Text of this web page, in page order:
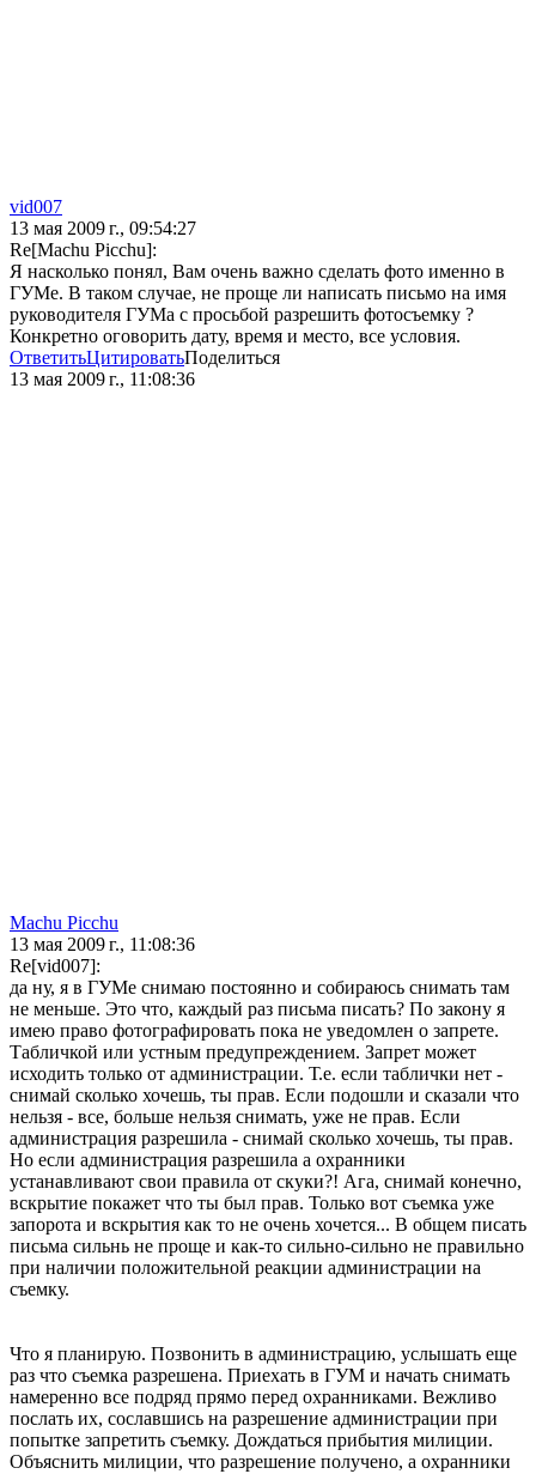
vid007
13 мая 2009 г., 09:54:27
Re[Machu Picchu]:
Я насколько понял, Вам очень важно сделать фото именно в
ГУМе. В таком случае, не проще ли написать письмо на имя
руководителя ГУМа с просьбой разрешить фотосъемку ?
Конкретно оговорить дату, время и место, все условия.
ОтветитьЦитироватьПоделиться
13 мая 2009 г., 11:08:36
Machu Picchu
13 мая 2009 г., 11:08:36
Re[vid007]:
да ну, я в ГУМе снимаю постоянно и собираюсь снимать там
не меньше. Это что, каждый раз письма писать? По закону я
имею право фотографировать пока не уведомлен о запрете.
Табличкой или устным предупреждением. Запрет может
исходить только от администрации. Т.е. если таблички нет -
снимай сколько хочешь, ты прав. Если подошли и сказали что
нельзя - все, больше нельзя снимать, уже не прав. Если
администрация разрешила - снимай сколько хочешь, ты прав.
Но если администрация разрешила а охранники
устанавливают свои правила от скуки?! Ага, снимай конечно,
вскрытие покажет что ты был прав. Только вот съемка уже
запорота и вскрытия как то не очень хочется... В общем писать
письма сильнь не проще и как-то сильно-сильно не правильно
при наличии положительной реакции администрации на
съемку.
Что я планирую. Позвонить в администрацию, услышать еще
раз что съемка разрешена. Приехать в ГУМ и начать снимать
намеренно все подряд прямо перед охранниками. Вежливо
послать их, сославшись на разрешение администрации при
попытке запретить съемку. Дождаться прибытия милиции.
Объяснить милиции, что разрешение получено, а охранники